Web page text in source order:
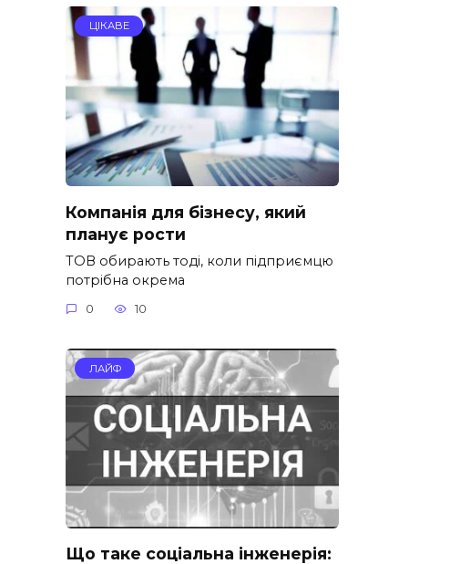
ЦІКАВЕ
Компанія для бізнесу, який
планує рости
ТОВ обирають тоді, коли підприємцю
потрібна окрема
0 10
ЛАЙФ
Що таке соціальна інженерія: